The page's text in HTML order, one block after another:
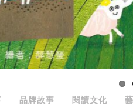
品牌故事 閱讀文化